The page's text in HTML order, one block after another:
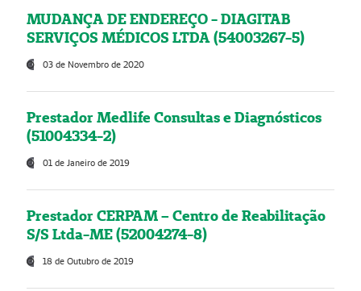
MUDANÇA DE ENDEREÇO - DIAGITAB
SERVIÇOS MÉDICOS LTDA (54003267-5)
03 de Novembro de 2020
Prestador Medlife Consultas e Diagnósticos
(51004334-2)
01 de Janeiro de 2019
Prestador CERPAM – Centro de Reabilitação
S/S Ltda-ME (52004274-8)
18 de Outubro de 2019